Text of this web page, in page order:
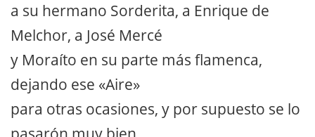
a su hermano Sorderita, a Enrique de
Melchor, a José Mercé
y Moraíto en su parte más flamenca,
dejando ese «Aire»
para otras ocasiones, y por supuesto se lo